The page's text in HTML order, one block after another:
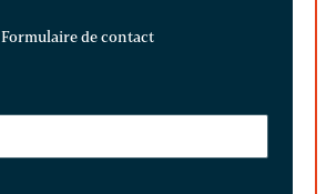
Formulaire de contact